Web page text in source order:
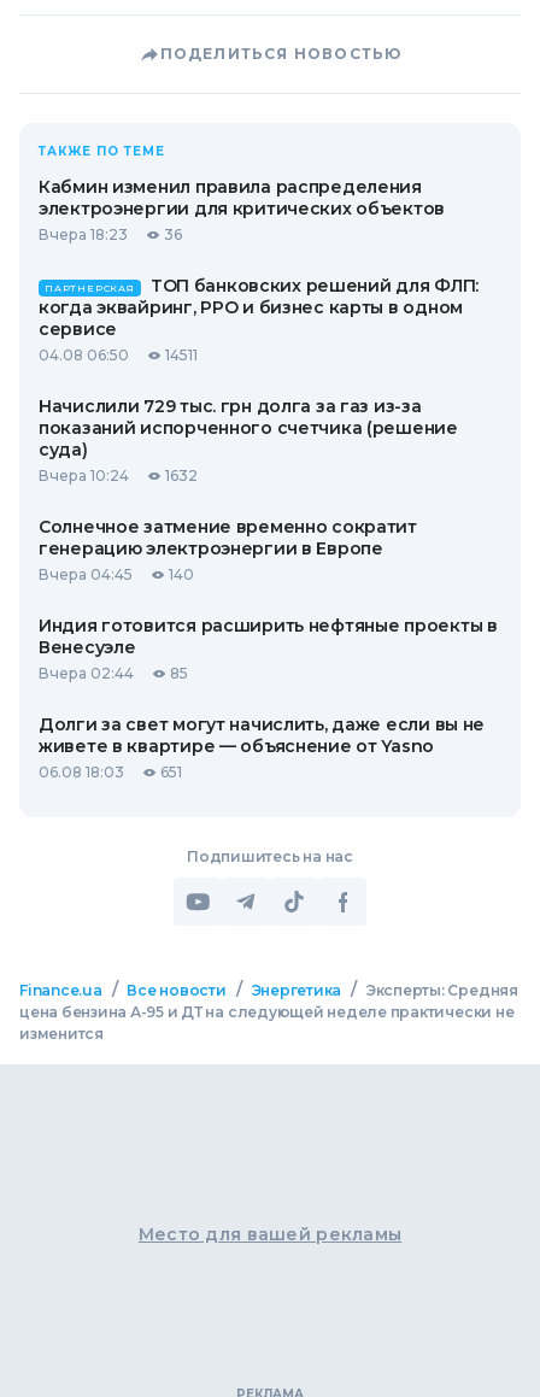
ПОДЕЛИТЬСЯ НОВОСТЬЮ
ТАКЖЕ ПО ТЕМЕ
Кабмин изменил правила распределения
электроэнергии для критических объектов
Вчера 18:23 36
ПАРТНЕРСКАЯ
ТОП банковских решений для ФЛП:
когда эквайринг, РРО и бизнес карты в одном
сервисе
04.08 06:50 14511
Начислили 729 тыс. грн долга за газ из-за
показаний испорченного счетчика (решение
суда)
Вчера 10:24 1632
Солнечное затмение временно сократит
генерацию электроэнергии в Европе
Вчера 04:45 140
Индия готовится расширить нефтяные проекты в
Венесуэле
Вчера 02:44 85
Долги за свет могут начислить, даже если вы не
живете в квартире — объяснение от Yasno
06.08 18:03 651
Подпишитесь на нас
Finance.ua / Все новости / Энергетика / Эксперты: Средняя
цена бензина А-95 и ДТ на следующей неделе практически не
изменится
Место для вашей рекламы